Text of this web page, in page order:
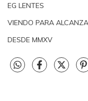
EG LENTES
VIENDO PARA
DESDE MMXV